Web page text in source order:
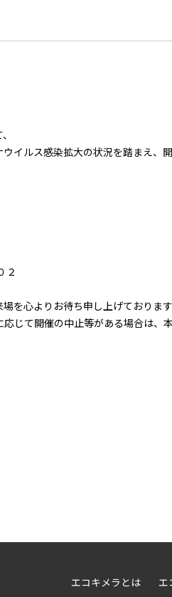
イルス感染拡大の状況を踏まえ、
２
を心よりお待ち申し上げております
じて開催の中止等がある場合は、
エコキメラとは エ